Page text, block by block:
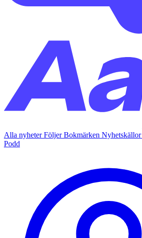
Alla nyheterFöljerBokmärken Nyhetskällor
Podd